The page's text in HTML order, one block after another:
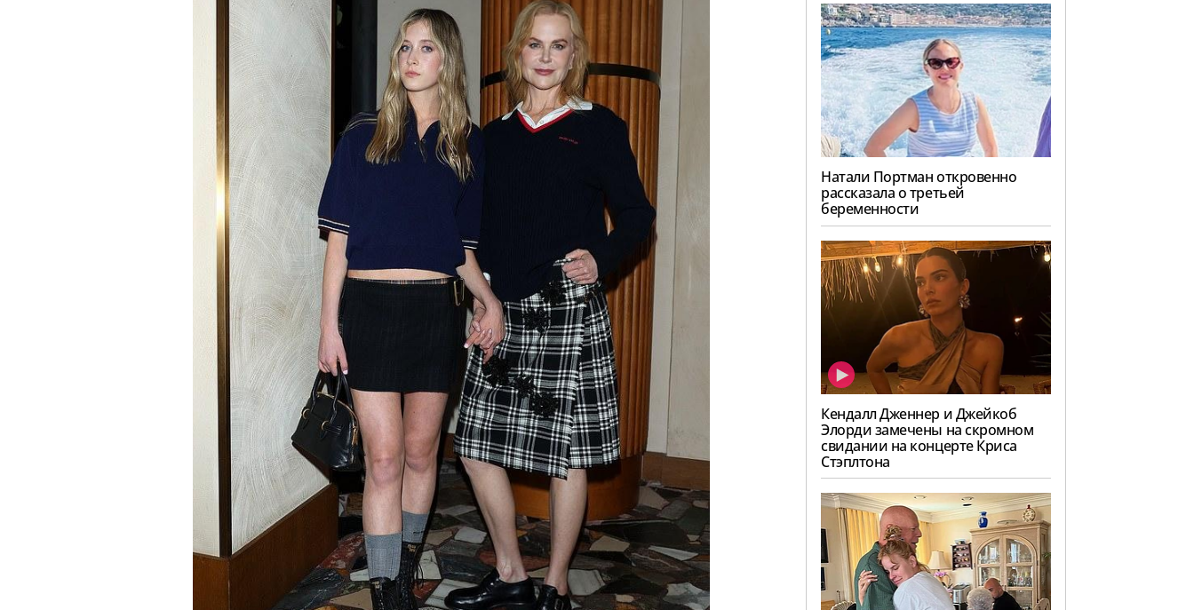
Натали Портман откровенно
рассказала о третьей
беременности
Кендалл Дженнер и Джейкоб
Элорди замечены на скромном
свидании на концерте Криса
Стэплтона